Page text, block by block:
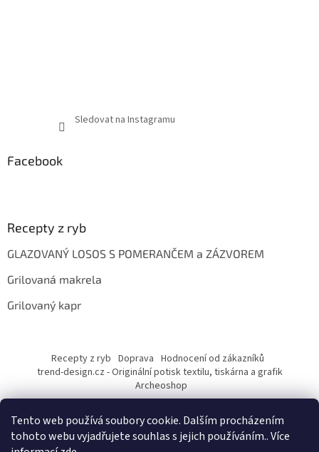
Tento web používá soubory cookie. Dalším procházením
tohoto webu vyjadřujete souhlas s jejich používáním.. Více
Sledovat na Instagramu
Facebook
Recepty z ryb
GLAZOVANÝ LOSOS S POMERANČEM a ZÁZVOREM
Grilovaná makrela
Grilovaný kapr
Recepty z ryb Doprava Hodnocení od zákazníků
trend-design.cz - Originální potisk textilu, tiskárna a grafik
Archeoshop